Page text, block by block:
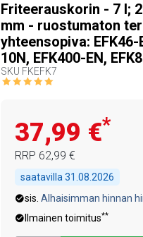
Friteerauskorin - 7 l;
mm - ruostumaton
yhteensopiva: EFK46-
10N, EFK400-EN,
SKU FKEFK7
37,99 €*
RRP 62,99 €
saatavilla 31.08.2026
sis. Alhaisimman hinnan
Ilmainen toimitus**